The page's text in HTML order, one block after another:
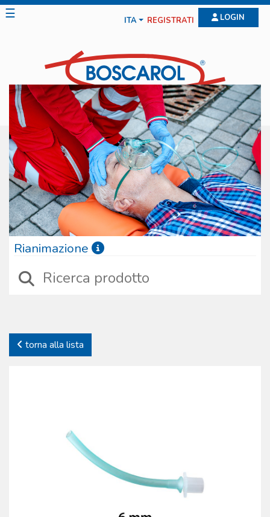
☰ ITA REGISTRATI LOGIN
torna alla lista
Rianimazione
specifica: sono stati selezionati dispositivi affidabili, sicuri e prodotti
prodotti garantiscono la piena affidabilità dei dispositivi. La
Boscarol si impegna nel supporto del cliente offrendo anche una